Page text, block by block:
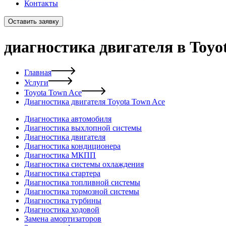
Контакты
Оставить заявку
диагностика двигателя в
Главная
Услуги
Toyota Town Ace
Диагностика двигателя Toyota Town Ace
Диагностика автомобиля
Диагностика выхлопной системы
Диагностика двигателя
Диагностика кондиционера
Диагностика МКПП
Диагностика системы охлаждения
Диагностика стартера
Диагностика топливной системы
Диагностика тормозной системы
Диагностика турбины
Диагностика ходовой
Замена амортизаторов